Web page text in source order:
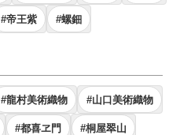
#帝王紫 #螺鈿
#龍村美術織物 #山口美術織物
#都喜ヱ門 #桐屋翠山